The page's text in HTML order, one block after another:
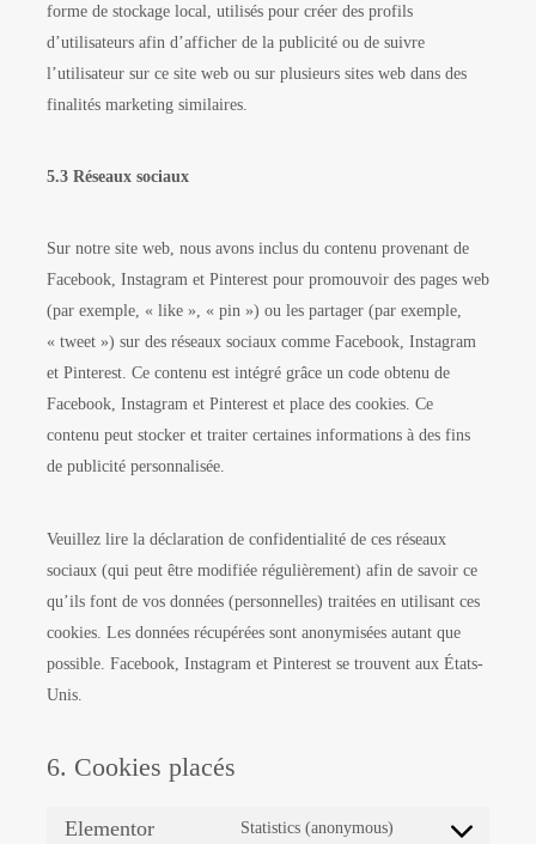
forme de stockage local, utilisés pour créer des profils
d’utilisateurs afin d’afficher de la publicité ou de suivre
l’utilisateur sur ce site web ou sur plusieurs sites web dans des
finalités marketing similaires.
5.3 Réseaux sociaux
Sur notre site web, nous avons inclus du contenu provenant de
Facebook, Instagram et Pinterest pour promouvoir des pages web
(par exemple, « like », « pin ») ou les partager (par exemple,
« tweet ») sur des réseaux sociaux comme Facebook, Instagram
et Pinterest. Ce contenu est intégré grâce un code obtenu de
Facebook, Instagram et Pinterest et place des cookies. Ce
contenu peut stocker et traiter certaines informations à des fins
de publicité personnalisée.
Veuillez lire la déclaration de confidentialité de ces réseaux
sociaux (qui peut être modifiée régulièrement) afin de savoir ce
qu’ils font de vos données (personnelles) traitées en utilisant ces
cookies. Les données récupérées sont anonymisées autant que
possible. Facebook, Instagram et Pinterest se trouvent aux États-
Unis.
6. Cookies placés
Elementor Statistics (anonymous)